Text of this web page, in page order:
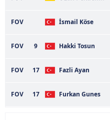
ilgili mevzuata uygun olarak
FOV İsmail Köse
FOV 9 Hakki Tosun
FOV 17 Fazli Ayan
FOV 17 Furkan Gunes